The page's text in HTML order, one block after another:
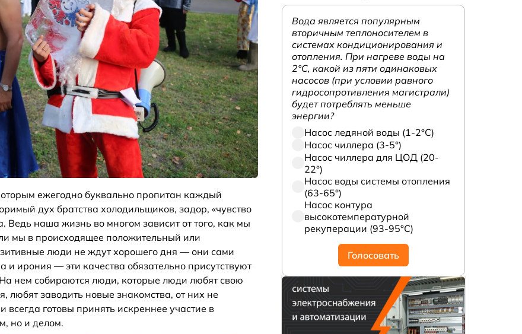
ежегодно буквально пропитан каждый
дух братства холодильщиков, задор, «чувство
Ведь наша жизнь во многом зависит от того, как мы
мы в происходящее положительный или
люди не ждут хорошего дня — они сами
и ирония — эти качества обязательно присутствуют
нем собираются люди, которые люди любят свою
любят заводить новые знакомства, от них не
готовы принять искреннее участие в
но и делом.
Вода является популярным
вторичным теплоносителем в
системах кондиционирования и
отопления. При нагреве воды на
2°С, какой из пяти одинаковых
насосов (при условии равного
гидросопротивления магистрали)
будет потреблять меньше
энергии?
Насос ледяной воды (1-2°С)
Насос чиллера (3-5°)
Насос чиллера для ЦОД (20-
22°)
Насос воды системы отопления
(63-65°)
Насос контура
высокотемпературной
рекуперации (93-95°С)
Голосовать